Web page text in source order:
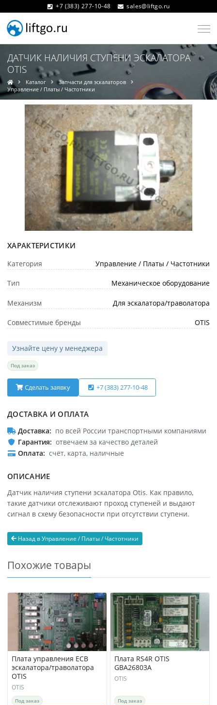
+7 (383) 277-10-48 sales@liftgo.ru
ДАТЧИК НАЛИЧИЯ СТУПЕНИ ЭСКАЛАТОРА
OTIS
Каталог
Запчасти для эскалаторов
Управление / Платы / Частотники
ХАРАКТЕРИСТИКИ
Категория Управление / Платы / Частотники
Тип Механическое оборудование
Механизм Для эскалатора/траволатора
Совместимые бренды OTIS
Узнайте цену у менеджера
Под заказ
Сделать заявку +7 (383) 277-10-48
ДОСТАВКА И ОПЛАТА
Доставка
по всей России транспортными компаниями
Гарантия
отвечаем за качество деталей
Оплата
счёт, карта, наличные
ОПИСАНИЕ
Датчик наличия ступени эскалатора Otis. Как правило,
такие датчики отслеживают проход ступеней и выдают
сигнал в схему безопасности при отсутствии ступени.
Назад в Управление / Платы / Частотники
Похожие товары
Плата управления ECB
эскалатора/траволатора
OTIS
OTIS
Под заказ
Плата RS4R OTIS
GBA26803A
OTIS
Под заказ